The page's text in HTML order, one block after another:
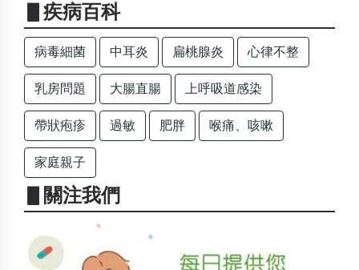
▋疾病百科
病毒細菌 中耳炎 扁桃腺炎 心律不整
乳房問題 大腸直腸 上呼吸道感染
帶狀疱疹 過敏 肥胖 喉痛、咳嗽
家庭親子
▋關注我們